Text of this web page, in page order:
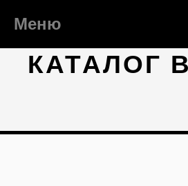
КАТАЛОГ
Меню